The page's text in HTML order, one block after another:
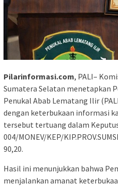
Pilarinformasi.com, PALI–
Sumatera Selatan menetapkan
Penukal Abab Lematang Ilir
dengan keterbukaan informasi
tersebut tertuang dalam
004/MONEV/KEP/
90,20.
Hasil ini menunjukkan bahwa
menjalankan amanat